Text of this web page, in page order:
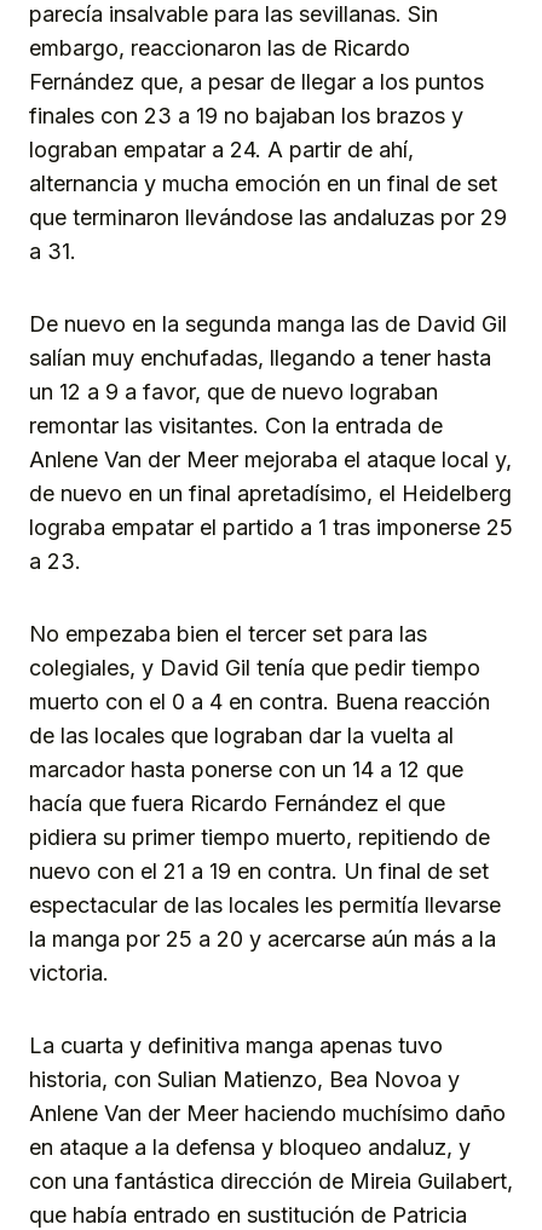
parecía insalvable para las sevillanas. Sin
embargo, reaccionaron las de Ricardo
Fernández que, a pesar de llegar a los puntos
finales con 23 a 19 no bajaban los brazos y
lograban empatar a 24. A partir de ahí,
alternancia y mucha emoción en un final de set
que terminaron llevándose las andaluzas por 29
a 31.
De nuevo en la segunda manga las de David Gil
salían muy enchufadas, llegando a tener hasta
un 12 a 9 a favor, que de nuevo lograban
remontar las visitantes. Con la entrada de
Anlene Van der Meer mejoraba el ataque local y,
de nuevo en un final apretadísimo, el Heidelberg
lograba empatar el partido a 1 tras imponerse 25
a 23.
No empezaba bien el tercer set para las
colegiales, y David Gil tenía que pedir tiempo
muerto con el 0 a 4 en contra. Buena reacción
de las locales que lograban dar la vuelta al
marcador hasta ponerse con un 14 a 12 que
hacía que fuera Ricardo Fernández el que
pidiera su primer tiempo muerto, repitiendo de
nuevo con el 21 a 19 en contra. Un final de set
espectacular de las locales les permitía llevarse
la manga por 25 a 20 y acercarse aún más a la
victoria.
La cuarta y definitiva manga apenas tuvo
historia, con Sulian Matienzo, Bea Novoa y
Anlene Van der Meer haciendo muchísimo daño
en ataque a la defensa y bloqueo andaluz, y
con una fantástica dirección de Mireia Guilabert,
que había entrado en sustitución de Patricia